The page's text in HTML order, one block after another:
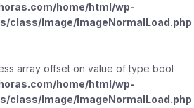
home/html/wp-
class/Image/ImageNormalLoad.php
array offset on value of type bool
home/html/wp-
class/Image/ImageNormalLoad.php